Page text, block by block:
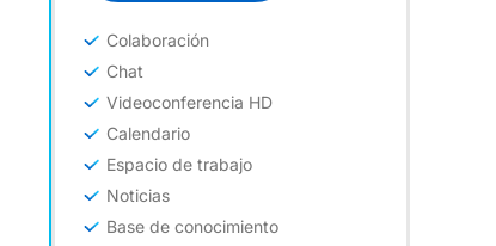
Colaboración
Chat
Videoconferencia HD
Calendario
Espacio de trabajo
Noticias
Base de conocimiento